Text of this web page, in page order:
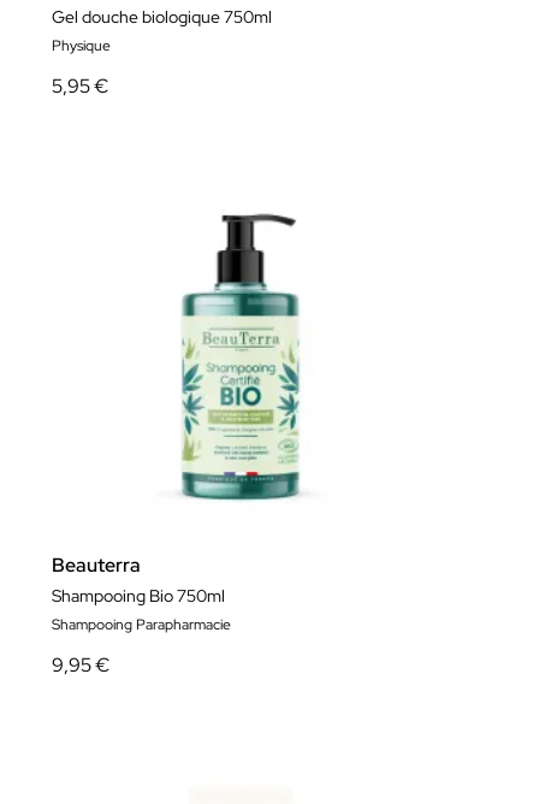
Gel douche biologique 750ml
Physique
5,95 €
Beauterra
Shampooing Bio 750ml
Shampooing Parapharmacie
9,95 €